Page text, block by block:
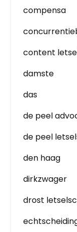
compensa
content
damste
das
de peel
de peel
den haag
dirkzwager
drost